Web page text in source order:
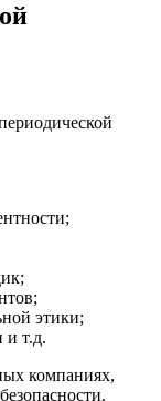
этики;
и т.д.
компаниях,